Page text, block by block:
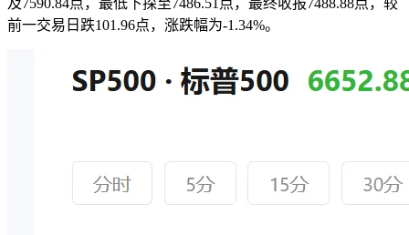
前一交易日跌101.96点，涨跌幅为-1.34%。